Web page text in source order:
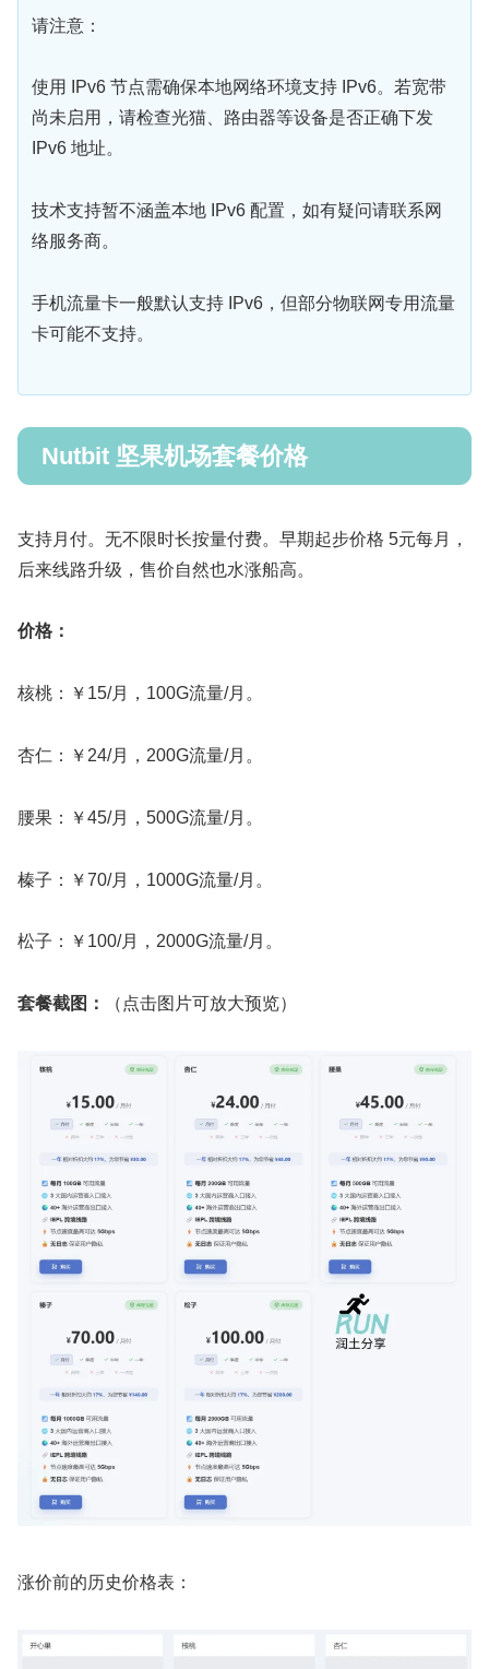
请注意：
使用 IPv6 节点需确保本地网络环境支持 IPv6。若宽带
尚未启用，请检查光猫、路由器等设备是否正确下发
IPv6 地址。
技术支持暂不涵盖本地 IPv6 配置，如有疑问请联系网
络服务商。
手机流量卡一般默认支持 IPv6，但部分物联网专用流量
卡可能不支持。
Nutbit 坚果机场套餐价格
支持月付。无不限时长按量付费。早期起步价格 5元每月，
后来线路升级，售价自然也水涨船高。
价格：
核桃：￥15/月，100G流量/月。
杏仁：￥24/月，200G流量/月。
腰果：￥45/月，500G流量/月。
榛子：￥70/月，1000G流量/月。
松子：￥100/月，2000G流量/月。
套餐截图： （点击图片可放大预览）
涨价前的历史价格表：